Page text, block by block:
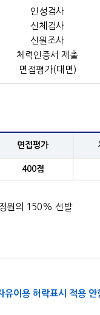
인성검사
신체검사
신원조사
체력인증서 제출
면접평가(대면)
면접평가
400점
원의 150% 선발
유이용 허락표시 적용 안